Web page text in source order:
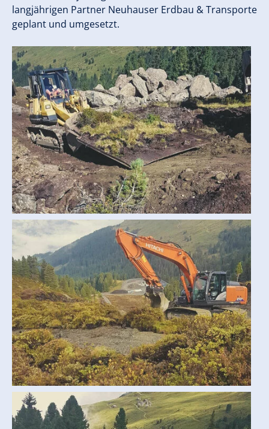
langjährigen Partner Neuhauser Erdbau & Transporte
geplant und umgesetzt.